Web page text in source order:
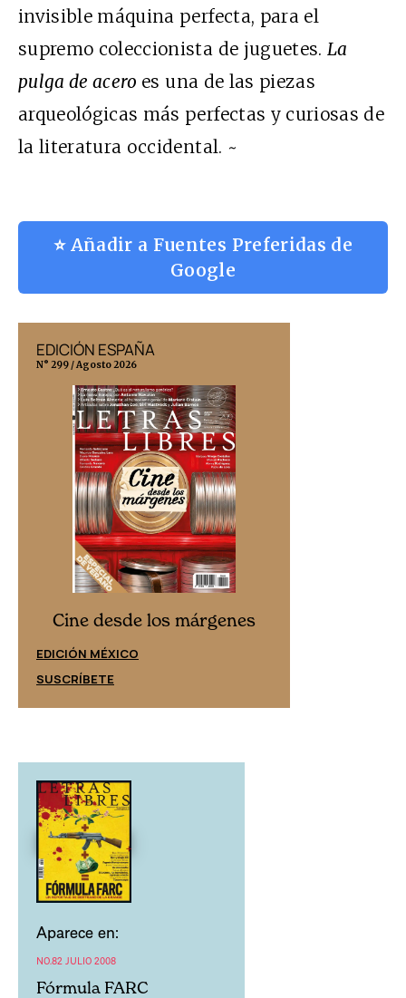
invisible máquina perfecta, para el
supremo coleccionista de juguetes. La
pulga de acero es una de las piezas
arqueológicas más perfectas y curiosas de
la literatura occidental. ~
⭐ Añadir a Fuentes Preferidas de
Google
EDICIÓN ESPAÑA
N° 299 / Agosto 2026
Cine desde los márgenes
EDICIÓN MÉXICO
SUSCRÍBETE
Aparece en:
NO.82 JULIO 2008
Fórmula FARC